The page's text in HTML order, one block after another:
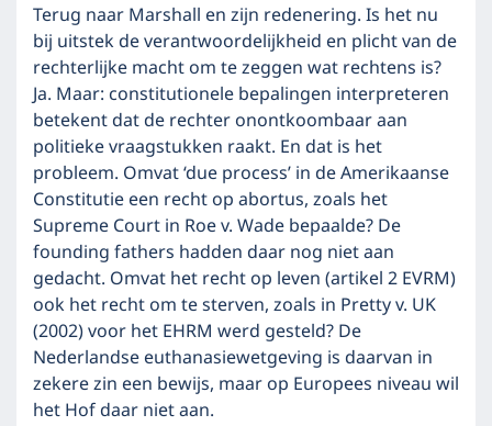
Terug naar Marshall en zijn redenering. Is het nu
bij uitstek de verantwoordelijkheid en plicht van de
rechterlijke macht om te zeggen wat rechtens is?
Ja. Maar: constitutionele bepalingen interpreteren
betekent dat de rechter onontkoombaar aan
politieke vraagstukken raakt. En dat is het
probleem. Omvat ‘due process’ in de Amerikaanse
Constitutie een recht op abortus, zoals het
Supreme Court in Roe v. Wade bepaalde? De
founding fathers hadden daar nog niet aan
gedacht. Omvat het recht op leven (artikel 2 EVRM)
ook het recht om te sterven, zoals in Pretty v. UK
(2002) voor het EHRM werd gesteld? De
Nederlandse euthanasiewetgeving is daarvan in
zekere zin een bewijs, maar op Europees niveau wil
het Hof daar niet aan.